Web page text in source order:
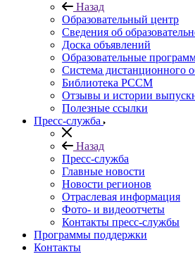
Назад
Образовательный центр
Сведения об
Доска объявлений
Образовательные
Система дистанционного
Библиотека РССМ
Отзывы и истории
Полезные ссылки
Пресс-служба
Назад
Пресс-служба
Главные новости
Новости регионов
Отраслевая информация
Фото- и видеоотчеты
Контакты пресс-службы
Программы поддержки
Контакты